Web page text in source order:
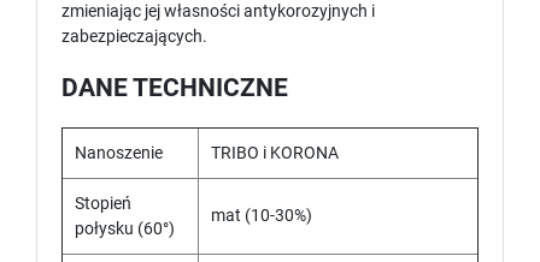
zmieniając jej własności antykorozyjnych i
zabezpieczających.
DANE TECHNICZNE
Nanoszenie TRIBO i KORONA
Stopień
połysku (60°)
mat (10-30%)